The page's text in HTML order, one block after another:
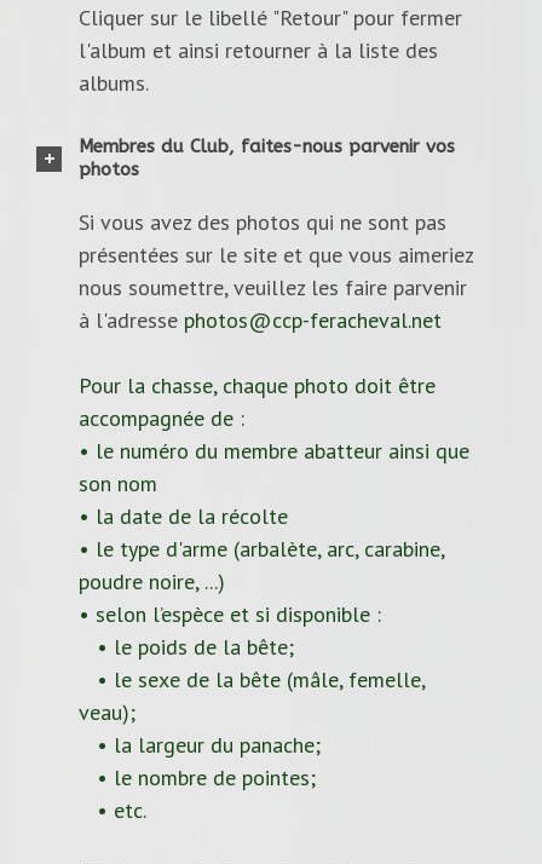
Cliquer sur le libellé "Retour" pour fermer
l'album et ainsi retourner à la liste des
albums.
Membres du Club, faites-nous parvenir vos
photos
Si vous avez des photos qui ne sont pas
présentées sur le site et que vous aimeriez
nous soumettre, veuillez les faire parvenir
à l'adresse photos@ccp-feracheval.net
Pour la chasse, chaque photo doit être
accompagnée de :
• le numéro du membre abatteur ainsi que
son nom
• la date de la récolte
• le type d'arme (arbalète, arc, carabine,
poudre noire, ...)
• selon l’espèce et si disponible :
• le poids de la bête;
• le sexe de la bête (mâle, femelle,
veau);
• la largeur du panache;
• le nombre de pointes;
• etc.